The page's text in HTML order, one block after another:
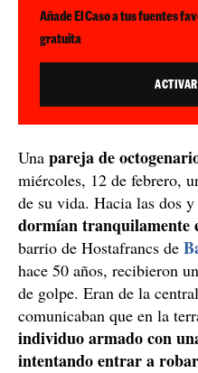
Añade El Caso a tus fuentes
gratuita
Una pareja de
miércoles, 12 de febrero,
de su vida. Hacia las dos
dormían tranquilamente
barrio de Hostafrancs de
hace 50 años, recibieron
de golpe. Eran de la
comunicaban que en la
individuo armado con
intentando entrar a robar